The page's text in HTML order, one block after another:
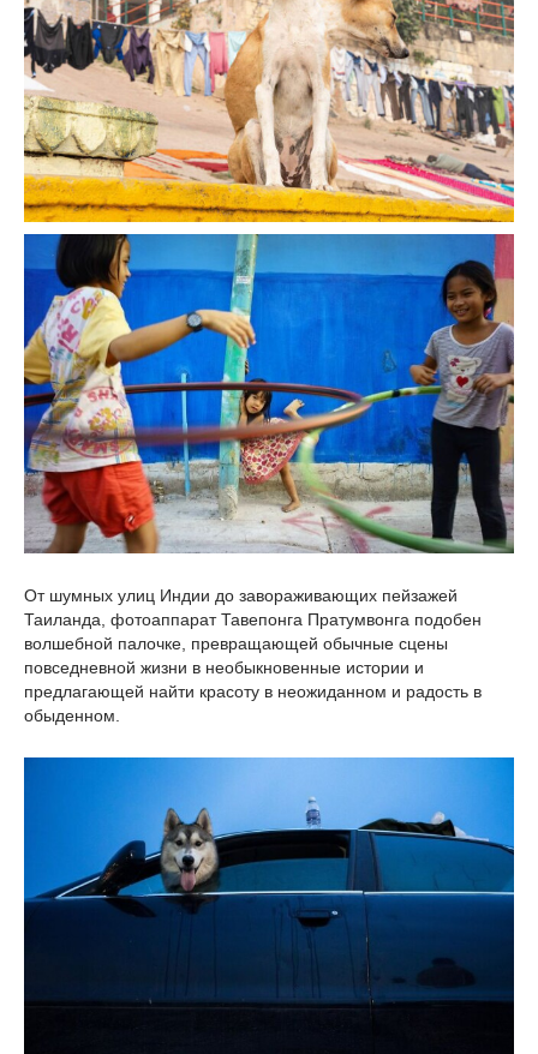
От шумных улиц Индии до завораживающих пейзажей
Таиланда, фотоаппарат Тавепонга Пратумвонга подобен
волшебной палочке, превращающей обычные сцены
повседневной жизни в необыкновенные истории и
предлагающей найти красоту в неожиданном и радость в
обыденном.